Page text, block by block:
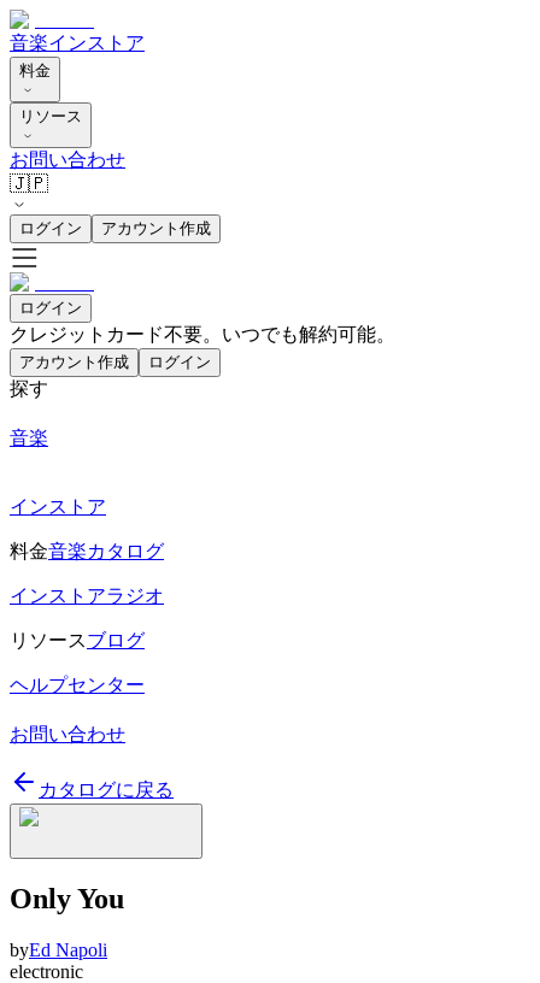
音楽インストア
料金
リソース
お問い合わせ
🇯🇵
ログイン アカウント作成
ログイン
クレジットカード不要。いつでも解約可能。
アカウント作成 ログイン
探す
音楽
インストア
料金音楽カタログ
インストアラジオ
リソースブログ
ヘルプセンター
お問い合わせ
カタログに戻る
Only You
byEd Napoli
electronic